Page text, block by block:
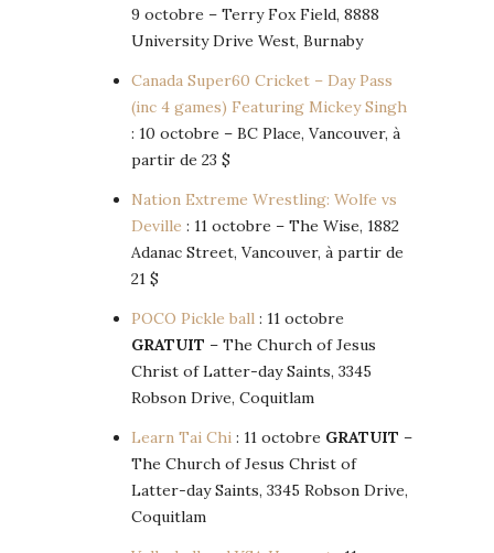
9 octobre – Terry Fox Field, 8888
University Drive West, Burnaby
Canada Super60 Cricket – Day Pass
(inc 4 games) Featuring Mickey Singh
: 10 octobre – BC Place, Vancouver, à
partir de 23 $
Nation Extreme Wrestling: Wolfe vs
Deville : 11 octobre – The Wise, 1882
Adanac Street, Vancouver, à partir de
21 $
POCO Pickle ball : 11 octobre
GRATUIT – The Church of Jesus
Christ of Latter-day Saints, 3345
Robson Drive, Coquitlam
Learn Tai Chi : 11 octobre GRATUIT –
The Church of Jesus Christ of
Latter-day Saints, 3345 Robson Drive,
Coquitlam